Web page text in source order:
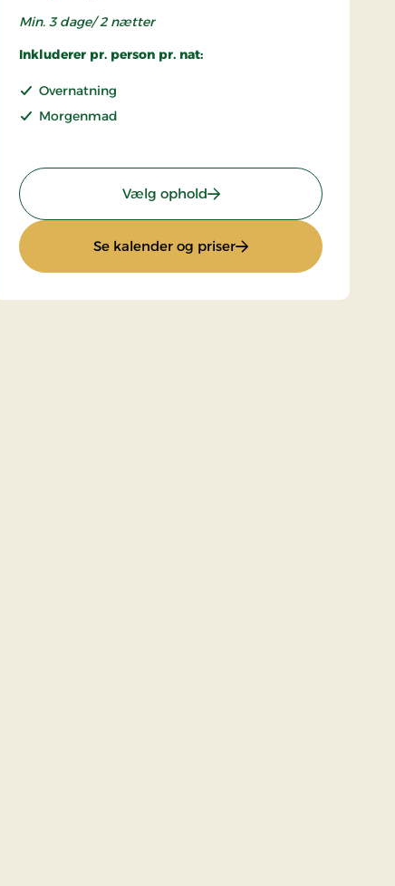
Min. 3 dage/ 2 nætter
Inkluderer pr. person pr. nat:
Overnatning
Morgenmad
Vælg ophold: Superpris
Se kalender og priser: Superpris